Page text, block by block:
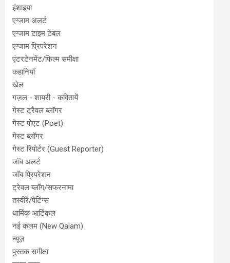
इंशाइया
एग्जाम अलर्ट
एग्जाम टाइम टेबल
एग्जाम प्रिपरेशन
एंटरटेनमेंट/फिल्म समीक्षा
कहानियाँ
खेल
गज़ल - शायरी - कवितायें
गेस्ट ट्रैवल ब्लॉगर
गेस्ट पोएट (Poet)
गेस्ट ब्लॉगर
गेस्ट रिपोर्टर (Guest Reporter)
जॉब अलर्ट
जॉब प्रिपरेशन
ट्रेवल ब्लॉग/सफरनामा
तस्वीरें/पेंटिंग्स
धार्मिक आर्टिकल
नई कलम (New Qalam)
न्यूज़
पुस्तक समीक्षा